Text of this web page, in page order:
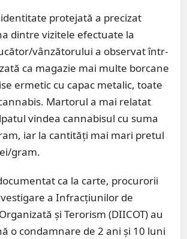
protejată a precizat
dintre vizitele efectuate la
vânzătorului a observat într-
ca magazie mai multe borcane
ermetic cu capac metalic, toate
Martorul a mai relatat
vindea cannabisul cu suma
iar la cantități mai mari pretul
gram.
ca la carte, procurorii
a Infracțiunilor de
și Terorism (DIICOT) au
o condamnare de 2 ani și 10 luni